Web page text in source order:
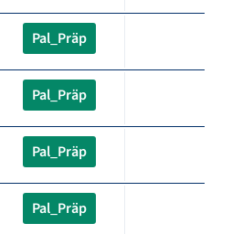
Pal_Präp
Pal_Präp
Pal_Präp
Pal_Präp